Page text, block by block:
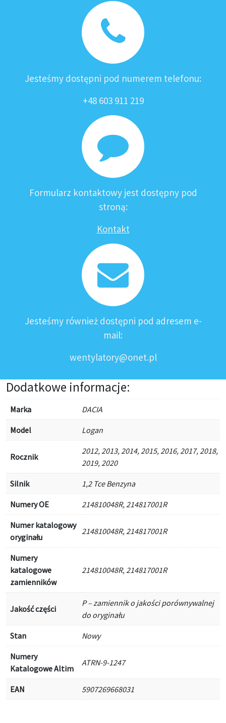
Jesteśmy dostępni pod numerem telefonu:
+48 603 911 219
Formularz kontaktowy jest dostępny pod
stroną:
Kontakt
Jesteśmy również dostępni pod adresem e-
mail:
wentylatory@onet.pl
Dodatkowe informacje:
Marka DACIA
Model Logan
Rocznik
2012, 2013, 2014, 2015, 2016, 2017, 2018,
2019, 2020
Silnik 1,2 Tce Benzyna
Numery OE 214810048R, 214817001R
Numer katalogowy
oryginału
214810048R, 214817001R
Numery
katalogowe
zamienników
214810048R, 214817001R
Jakość części
P – zamiennik o jakości porównywalnej
do oryginału
Stan Nowy
Numery
Katalogowe Altim
ATRN-9-1247
EAN 5907269668031